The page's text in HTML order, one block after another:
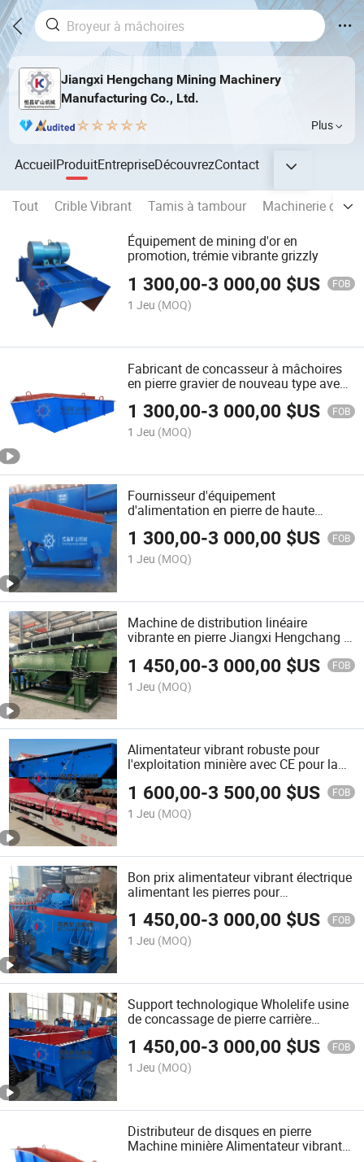
Jiangxi Hengchang Mining Machinery
Manufacturing Co., Ltd.
Plus
AccueilProduitEntrepriseDécouvrezContact
Tout Crible Vibrant Tamis à tambour
Machinerie de
Équipement de mining d'or en
promotion, trémie vibrante grizzly
1 300,00-3 000,00 $US FOB
1 Jeu (MOQ)
Fabricant de concasseur à mâchoires
en pierre gravier de nouveau type avec
alimentateur vibrant pour carrière de
mining
1 300,00-3 000,00 $US FOB
1 Jeu (MOQ)
Fournisseur d'équipement
d'alimentation en pierre de haute
qualité, alimentateur vibrant, machine
d'alimentation pour l'exploitation
aurifère à vendre
1 300,00-3 000,00 $US FOB
1 Jeu (MOQ)
Machine de distribution linéaire
vibrante en pierre Jiangxi Hengchang à
1 450,00-3 000,00 $US FOB
1 Jeu (MOQ)
Alimentateur vibrant robuste pour
l'exploitation minière avec CE pour la
1 600,00-3 500,00 $US FOB
1 Jeu (MOQ)
Bon prix alimentateur vibrant électrique
alimentant les pierres pour
l'exploitation minière de l'or à vendre
1 450,00-3 000,00 $US FOB
1 Jeu (MOQ)
Support technologique Wholelife usine
de concassage de pierre carrière
alimentateur vibrant électrique usine
d'alimentateur vibrant
1 450,00-3 000,00 $US FOB
1 Jeu (MOQ)
Distributeur de disques en pierre
Machine minière Alimentateur vibrant